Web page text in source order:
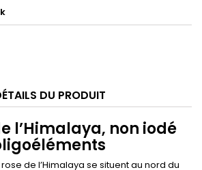
DU PRODUIT
l’Himalaya, non iodé
de l’Himalaya se situent au nord du